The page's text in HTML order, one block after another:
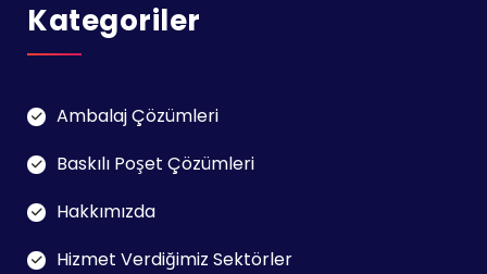
Kategoriler
Ambalaj Çözümleri
Baskılı Poşet Çözümleri
Hakkımızda
Hizmet Verdiğimiz Sektörler